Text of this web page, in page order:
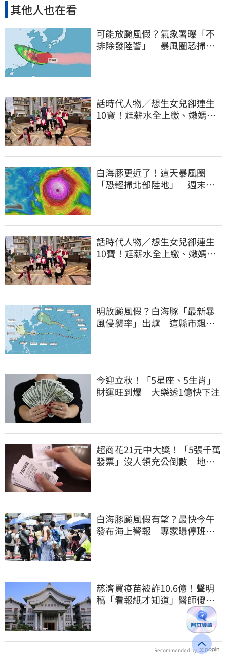
其他人也在看
可能放颱風假？氣象署曝「不
排除發陸警」 暴風圈恐掃過2
話時代人物／想生女兒卻連生
10寶！尪薪水全上繳、嫩媽吐
白海豚更近了！這天暴風圈
「恐輕掃北部陸地」 週末風
話時代人物／想生女兒卻連生
10寶！尪薪水全上繳、嫩媽吐
明放颱風假？白海豚「最新暴
風侵襲率」出爐 這縣市飆
今迎立秋！「5星座、5生肖」
財運旺到爆 大樂透1億快下注
超商花21元中大獎！「5張千萬
發票」沒人領充公倒數 地點
白海豚颱風假有望？最快今午
發布海上警報 專家曝停班停
慈濟買疫苗被詐10.6億！聲明
稿「看報紙才知道」醫師傻
Recommended by